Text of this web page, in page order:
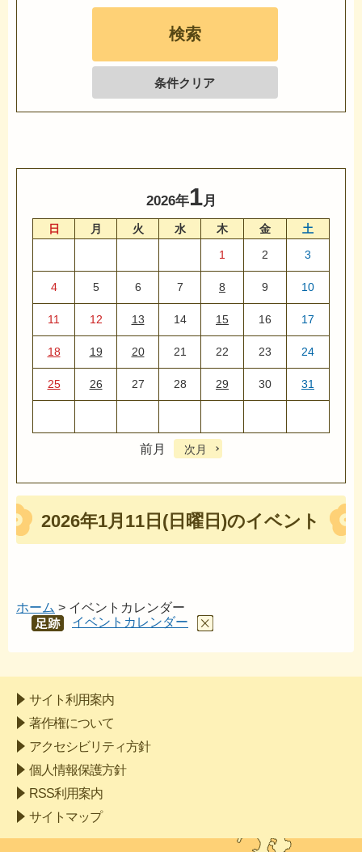
条件クリア
2026年1月
日 月 火 水 木 金
土
1
2 3
4 5 6 7 8 9 10
11 12 13 14 15 16 17
18 19 20 21 22 23 24
25 26 27 28 29 30 31
前月 次月
2026年1月11日(日曜日)のイベント
ホーム > イベントカレンダー
あし
イベントカレンダー
サイト利用案内
著作権について
アクセシビリティ方針
個人情報保護方針
RSS利用案内
サイトマップ